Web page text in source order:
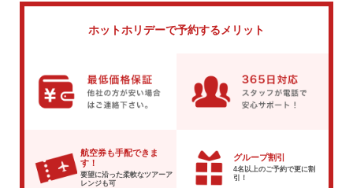
ホットホリデーで予約するメリット
航空券も手配できま
す！
要望に沿った柔軟なツアーア
レンジも可
グループ割引
4名以上のご予約で更に割
引！